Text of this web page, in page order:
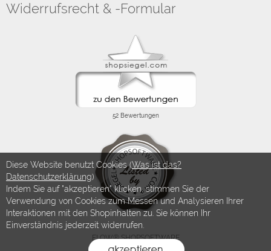
Widerrufsrecht & -Formular
FLOW® SHOPSOFTWARE
Diese Website benutzt Cookies (Was ist das?
Datenschutzerklärung)
Indem Sie auf "akzeptieren" klicken, stimmen Sie der
Verwendung von Cookies zum Messen und Analysieren Ihrer
Interaktionen mit den Shopinhalten zu. Sie können Ihr
Einverständnis jederzeit widerrufen.